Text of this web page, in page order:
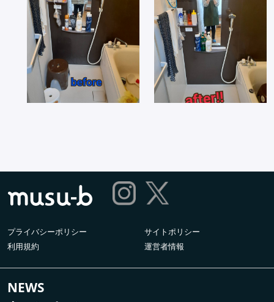
プライバシーポリシー
サイトポリシー
利用規約
運営者情報
NEWS